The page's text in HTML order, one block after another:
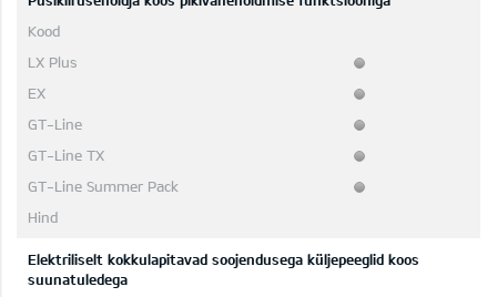
Elektriliselt kokkulapitavad soojendusega küljepeeglid koos
suunatuledega